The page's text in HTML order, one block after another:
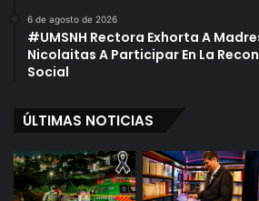
6 de agosto de 2026
#UMSNH Rectora Exhorta A
Nicolaitas A Participar En La
Social
ÚLTIMAS NOTICIAS